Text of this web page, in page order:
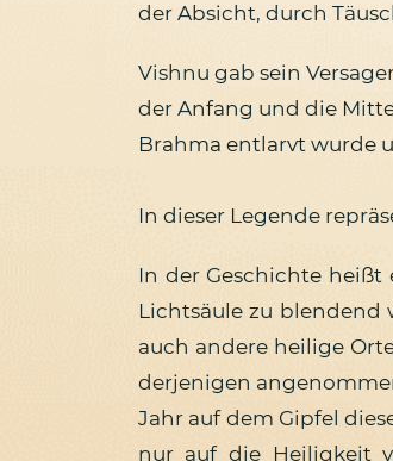
der Absicht, durch
Vishnu gab sein
der Anfang und die
Brahma entlarvt wurde
In dieser Legende
In der Geschichte heißt
Lichtsäule zu blendend
auch andere heilige
derjenigen
Jahr auf dem Gipfel
nur auf die Heiligkeit